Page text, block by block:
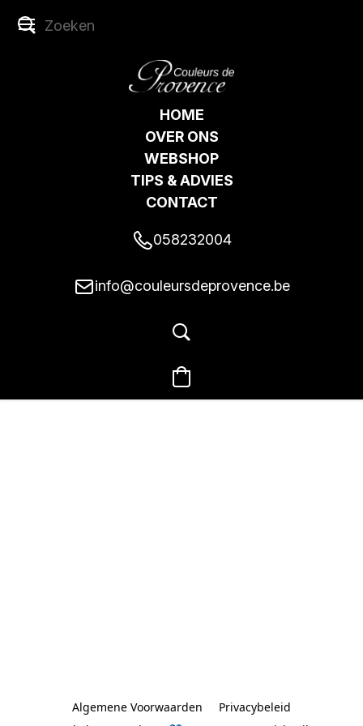
HOME
OVER ONS
WEBSHOP
TIPS & ADVIES
CONTACT
058232004
info@couleursdeprovence.be
Algemene Voorwaarden
Privacybeleid